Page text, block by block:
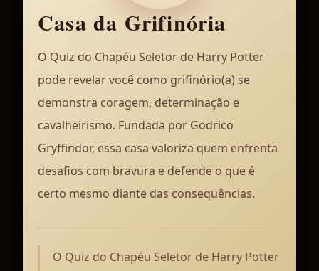
Casa da Grifinória
O Quiz do Chapéu Seletor de Harry Potter
pode revelar você como grifinório(a) se
demonstra coragem, determinação e
cavalheirismo. Fundada por Godrico
Gryffindor, essa casa valoriza quem enfrenta
desafios com bravura e defende o que é
certo mesmo diante das consequências.
O Quiz do Chapéu Seletor de Harry Potter